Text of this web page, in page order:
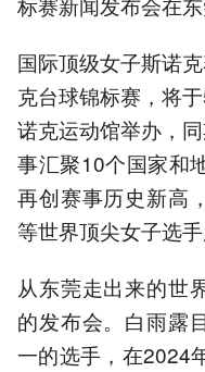
国际顶级女子斯诺
克台球锦标赛，将
诺克运动馆举办，
事汇聚10个国家和
再创赛事历史新高
等世界顶尖女子选手
从东莞走出来的世
的发布会。白雨露
一的选手‌，在2024